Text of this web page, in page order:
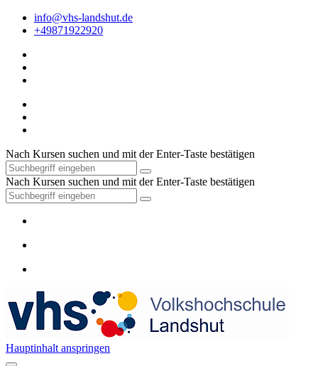
info@vhs-landshut.de
+49871922920
Nach Kursen suchen und mit der Enter-Taste bestätigen
Nach Kursen suchen und mit der Enter-Taste bestätigen
Hauptinhalt anspringen